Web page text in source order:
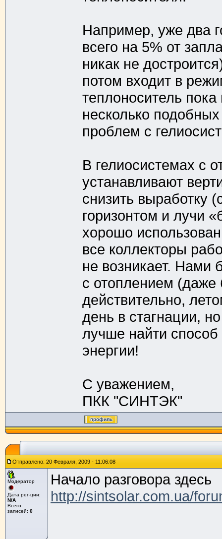
Например, уже два
всего на 5% от
никак не
потом входит в
теплоноситель
несколько
проблем с
В гелиосистемах с
устанавливают
снизить выработку
горизонтом и лучи
хорошо
все коллекторы
не возникает. Нами
с отоплением (даже
действительно,
день в стагнации,
лучше найти способ
энергии!
C уважением,
ПКК "СИНТЭК"
Отправлено: 20 Февраля, 2009 - 11:06:08
Модератор
Дата рег-ции:
N/A
Всего
записей: 0
Начало разговора здесь
http://sintsolar.com.ua/